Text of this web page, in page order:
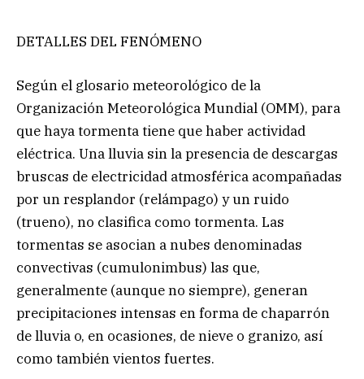
DETALLES DEL FENÓMENO
Según el glosario meteorológico de la
Organización Meteorológica Mundial (OMM), para
que haya tormenta tiene que haber actividad
eléctrica. Una lluvia sin la presencia de descargas
bruscas de electricidad atmosférica acompañadas
por un resplandor (relámpago) y un ruido
(trueno), no clasifica como tormenta. Las
tormentas se asocian a nubes denominadas
convectivas (cumulonimbus) las que,
generalmente (aunque no siempre), generan
precipitaciones intensas en forma de chaparrón
de lluvia o, en ocasiones, de nieve o granizo, así
como también vientos fuertes.